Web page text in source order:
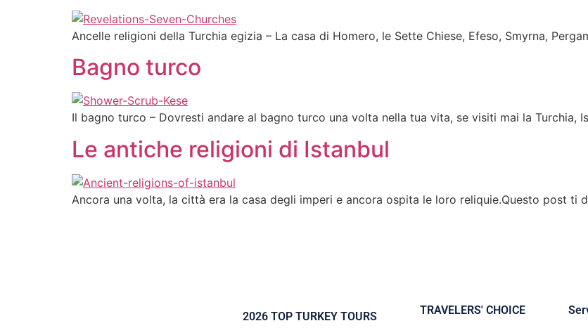
Ancelle religioni della Turchia egizia – La casa di Homero, le Sette Chiese, Efeso, Smyrna,
Bagno turco
Il bagno turco – Dovresti andare al bagno turco una volta nella tua vita, se visiti mai la Turchia,
Le antiche religioni di Istanbul
Ancora una volta, la città era la casa degli imperi e ancora ospita le loro reliquie.Questo post ti
2026 TOP TURKEY TOURS
TRAVELERS' CHOICE